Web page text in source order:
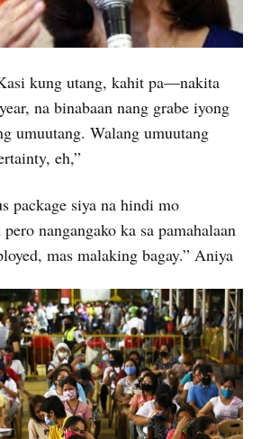
kung utang, kahit pa—nakita
na binabaan nang grabe iyong
umuutang. Walang umuutang
eh,”
package siya na hindi mo
nangangako ka sa pamahalaan
mas malaking bagay.” Aniya